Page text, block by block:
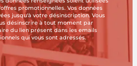
promotionnelles. Vos données
jusqu'à votre désinscription. Vous
désinscrire à tout moment par
du lien présent dans les emails
qui vous sont adressés.